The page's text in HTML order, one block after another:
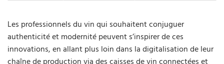
Les professionnels du vin qui souhaitent conjuguer
authenticité et modernité peuvent s’inspirer de ces
innovations, en allant plus loin dans la digitalisation de leur
chaîne de production via des caisses de vin connectées et